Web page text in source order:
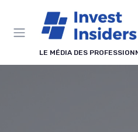
LE MÉDIA DES